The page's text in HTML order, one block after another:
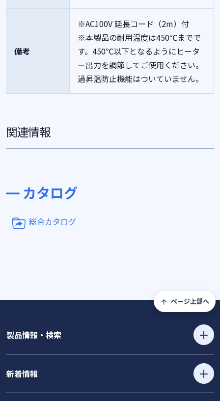
備考
※AC100V 延長コード（2m）付
※本製品の耐用温度は450℃までで
す。450℃以下となるようにヒータ
ー出力を調節してご使用ください。
過昇温防止機能はついていません。
関連情報
カタログ
総合カタログ
ページ上部へ
製品情報・検索
新着情報